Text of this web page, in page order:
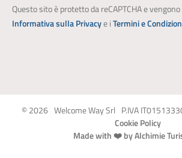
Questo sito è protetto da reCAPTCHA e
Informativa sulla Privacye iTermini e
© 2026 Welcome Way Srl P.IVA
Cookie Policy
Made with ❤️ by Alchimie